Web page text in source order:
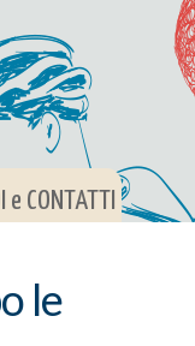
e CONTATTI
le